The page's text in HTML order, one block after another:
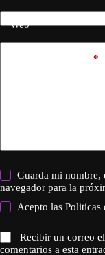
Web
*
Guarda mi nombre,
navegador para la
Acepto lasPoliticas
Recibir un correo
comentarios a esta